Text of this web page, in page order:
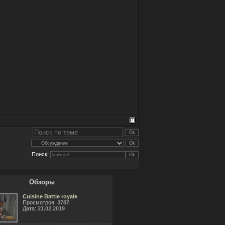
Поиск:
Обзоры
Cuisine Battle royale
Просмотров: 3787
Дата: 21.02.2019